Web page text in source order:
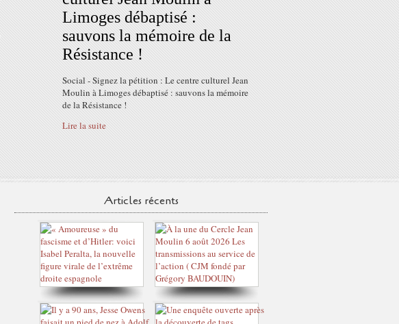
Limoges débaptisé :
sauvons la mémoire de la
Résistance !
Social - Signez la pétition : Le centre culturel Jean
Moulin à Limoges débaptisé : sauvons la mémoire
de la Résistance !
Lire la suite
Articles récents